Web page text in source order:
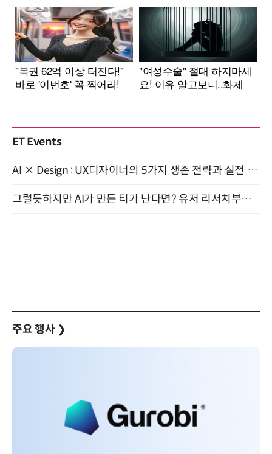
ET Events
AI × Design : UX디자이너의 5가지 생존 전략과 실전 대응 8월 28일 개최
그럴듯하지만 AI가 만든 티가 난다면? 유저 리서치부터 배포까지! (9/15)
주요 행사 ❯